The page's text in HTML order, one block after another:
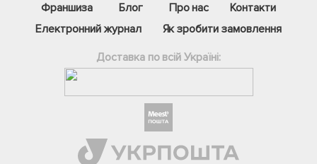
Франшиза Блог Про нас
Контакти
Електронний журнал
Як зробити замовлення
Доставка по всій Україні:
Телеграм